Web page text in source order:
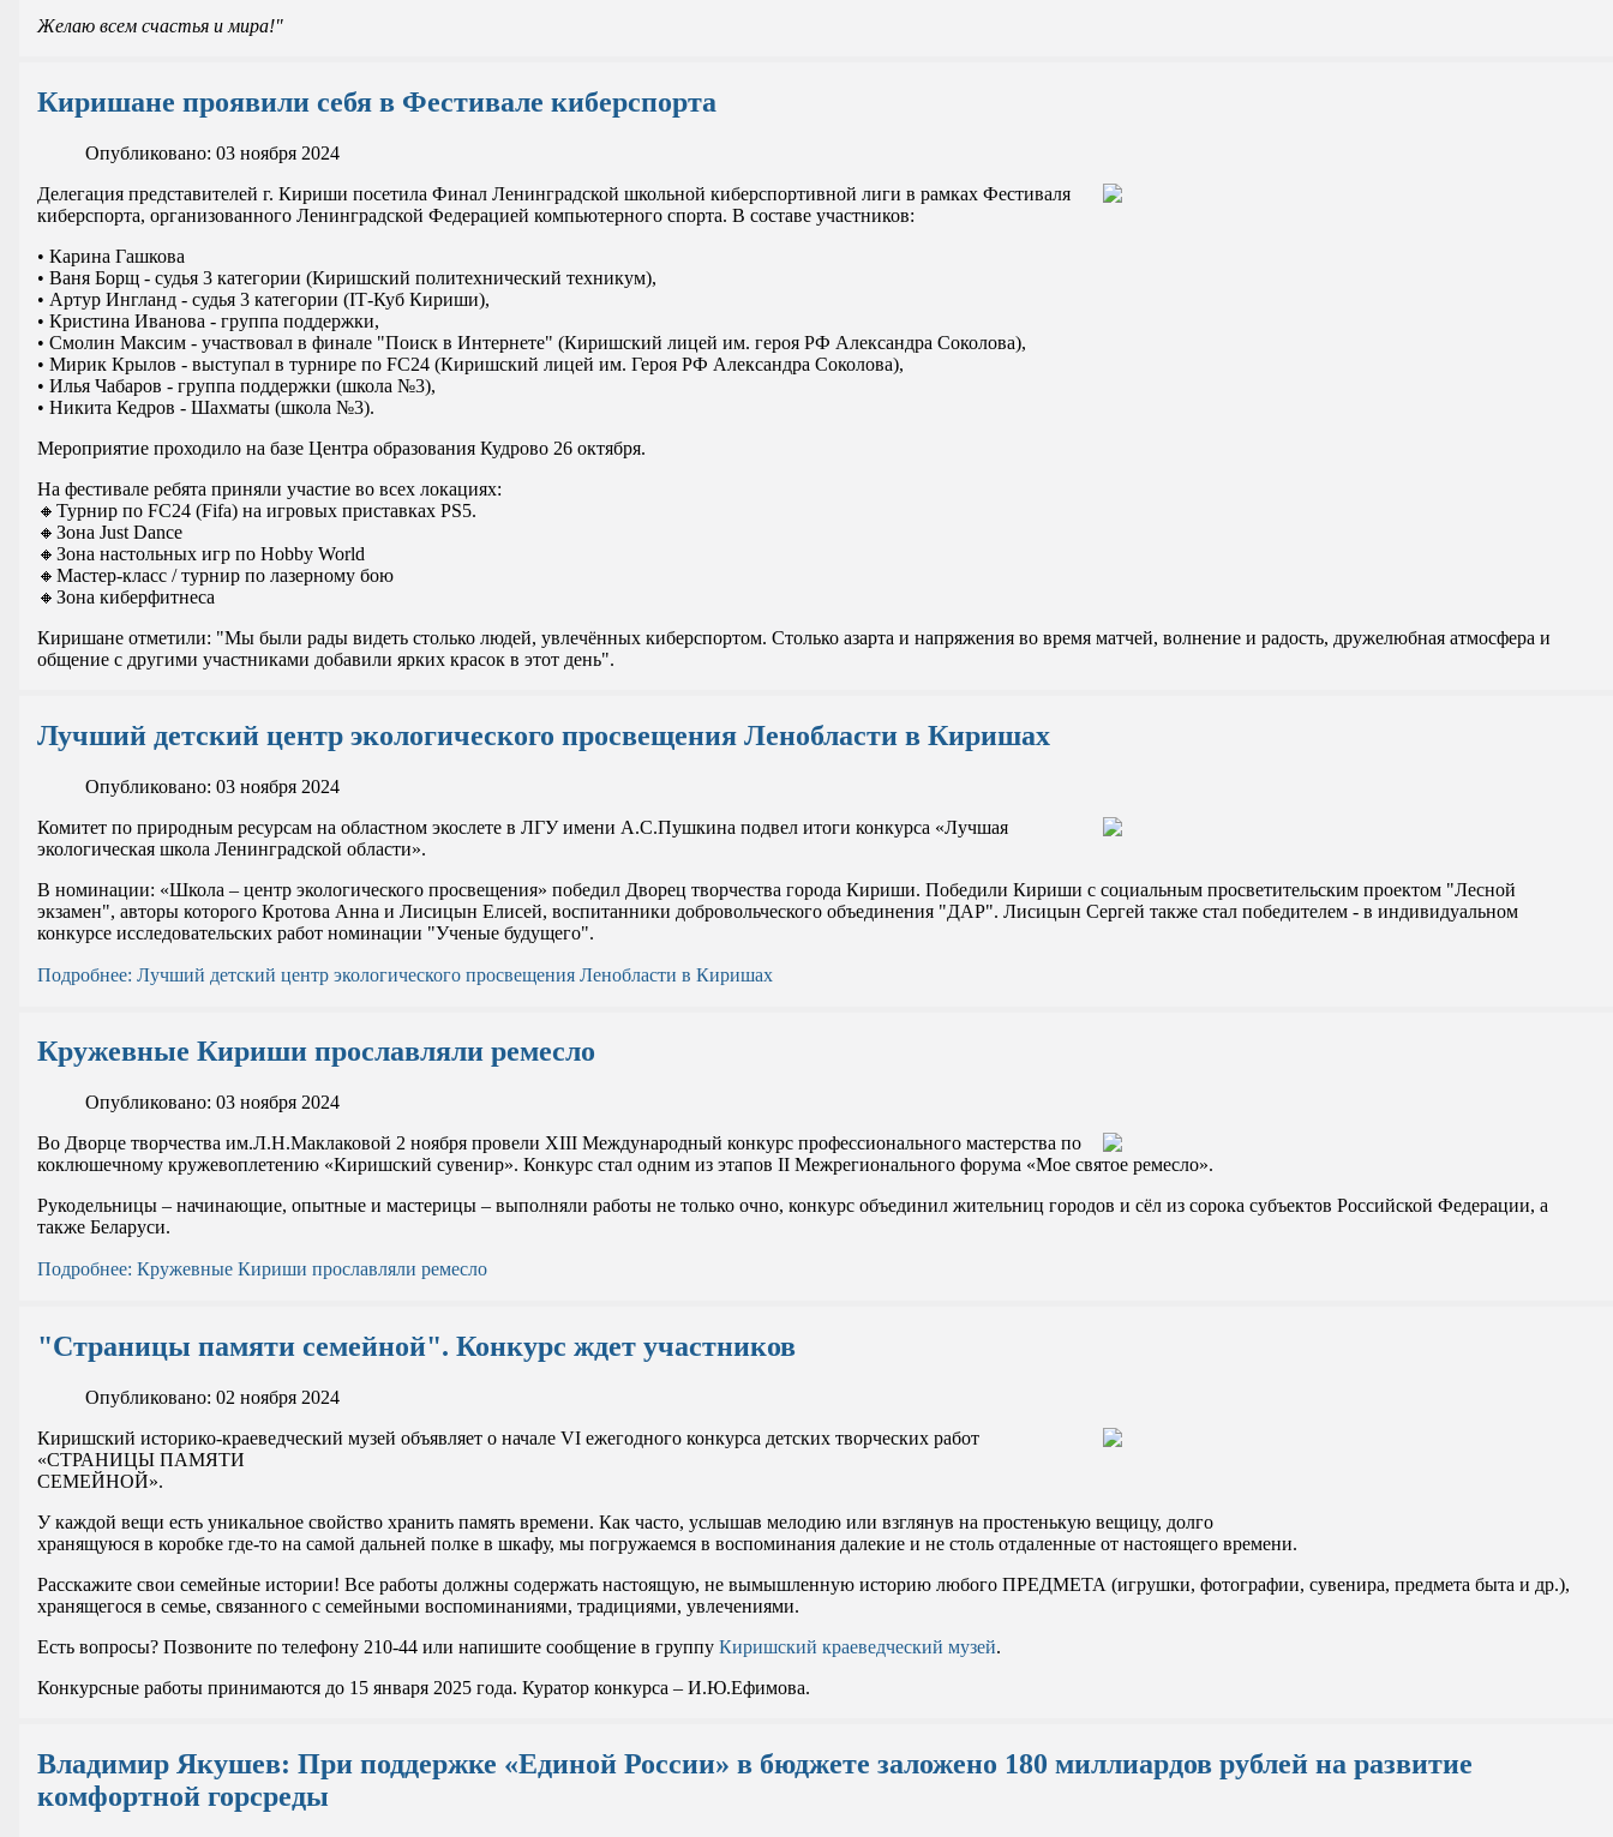
Желаю всем счастья и мира!"
Киришане проявили себя в Фестивале киберспорта
Опубликовано: 03 ноября 2024
Делегация представителей г. Кириши посетила Финал Ленинградской школьной киберспортивной лиги в рамках Фестиваля
киберспорта, организованного Ленинградской Федерацией компьютерного спорта. В составе участников:
• Карина Гашкова
• Ваня Борщ - судья 3 категории (Киришский политехнический техникум),
• Артур Ингланд - судья 3 категории (IТ-Куб Кириши),
• Кристина Иванова - группа поддержки,
• Смолин Максим - участвовал в финале "Поиск в Интернете" (Киришский лицей им. героя РФ Александра Соколова),
• Мирик Крылов - выступал в турнире по FC24 (Киришский лицей им. Героя РФ Александра Соколова),
• Илья Чабаров - группа поддержки (школа №3),
• Никита Кедров - Шахматы (школа №3).
Мероприятие проходило на базе Центра образования Кудрово 26 октября.
На фестивале ребята приняли участие во всех локациях:
🔸Турнир по FC24 (Fifa) на игровых приставках PS5.
🔸Зона Just Dance
🔸Зона настольных игр по Hobby World
🔸Мастер-класс / турнир по лазерному бою
🔸Зона киберфитнеса
Киришане отметили: "Мы были рады видеть столько людей, увлечённых киберспортом. Столько азарта и напряжения во время матчей, волнение и радость, дружелюбная атмосфера и
общение с другими участниками добавили ярких красок в этот день".
Лучший детский центр экологического просвещения Ленобласти в Киришах
Опубликовано: 03 ноября 2024
Комитет по природным ресурсам на областном экослете в ЛГУ имени А.С.Пушкина подвел итоги конкурса «Лучшая
экологическая школа Ленинградской области».
В номинации: «Школа – центр экологического просвещения» победил Дворец творчества города Кириши. Победили Кириши с социальным просветительским проектом "Лесной
экзамен", авторы которого Кротова Анна и Лисицын Елисей, воспитанники добровольческого объединения "ДАР". Лисицын Сергей также стал победителем - в индивидуальном
конкурсе исследовательских работ номинации "Ученые будущего".
Подробнее: Лучший детский центр экологического просвещения Ленобласти в Киришах
Кружевные Кириши прославляли ремесло
Опубликовано: 03 ноября 2024
Во Дворце творчества им.Л.Н.Маклаковой 2 ноября провели XIII Международный конкурс профессионального мастерства по
коклюшечному кружевоплетению «Киришский сувенир». Конкурс стал одним из этапов II Межрегионального форума «Мое святое ремесло».
Рукодельницы – начинающие, опытные и мастерицы – выполняли работы не только очно, конкурс объединил жительниц городов и сёл из сорока субъектов Российской Федерации, а
также Беларуси.
Подробнее: Кружевные Кириши прославляли ремесло
"Страницы памяти семейной". Конкурс ждет участников
Опубликовано: 02 ноября 2024
Киришский историко-краеведческий музей объявляет о начале VI ежегодного конкурса детских творческих работ
«СТРАНИЦЫ ПАМЯТИ
СЕМЕЙНОЙ».
У каждой вещи есть уникальное свойство хранить память времени. Как часто, услышав мелодию или взглянув на простенькую вещицу, долго
хранящуюся в коробке где-то на самой дальней полке в шкафу, мы погружаемся в воспоминания далекие и не столь отдаленные от настоящего времени.
Расскажите свои семейные истории! Все работы должны содержать настоящую, не вымышленную историю любого ПРЕДМЕТА (игрушки, фотографии, сувенира, предмета быта и др.),
хранящегося в семье, связанного с семейными воспоминаниями, традициями, увлечениями.
Есть вопросы? Позвоните по телефону 210-44 или напишите сообщение в группу Киришский краеведческий музей.
Конкурсные работы принимаются до 15 января 2025 года. Куратор конкурса – И.Ю.Ефимова.
Владимир Якушев: При поддержке «Единой России» в бюджете заложено 180 миллиардов рублей на развитие
комфортной горсреды